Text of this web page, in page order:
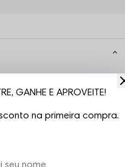
para ser leve e
dois bolsos laterais, barra e
design perfeito para quem
resistentes
GANHE E APROVEITE!
na primeira compra.